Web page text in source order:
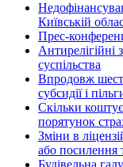
Київській
Прес-
Антирелігійні
суспільства
Впродовж
субсидії і
Скільки
порятунок
Зміни в
або посилення
Будівельна